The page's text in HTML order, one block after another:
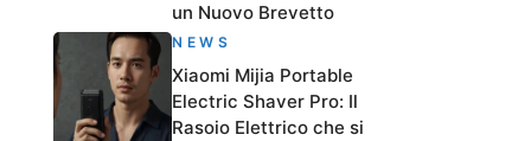
un Nuovo Brevetto
NEWS
Xiaomi Mijia Portable
Electric Shaver Pro: Il
Rasoio Elettrico che si